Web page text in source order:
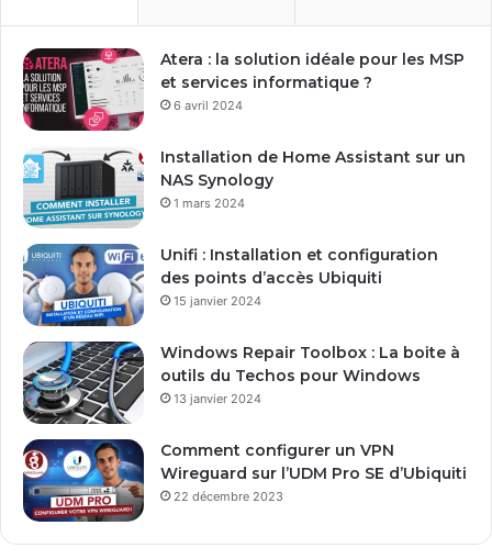
r
e
a
d
s
e
m
a
Atera : la solution idéale pour les MSP
et services informatique ?
6 avril 2024
Installation de Home Assistant sur un
NAS Synology
1 mars 2024
Unifi : Installation et configuration
des points d’accès Ubiquiti
15 janvier 2024
Windows Repair Toolbox : La boite à
outils du Techos pour Windows
13 janvier 2024
Comment configurer un VPN
Wireguard sur l’UDM Pro SE d’Ubiquiti
22 décembre 2023